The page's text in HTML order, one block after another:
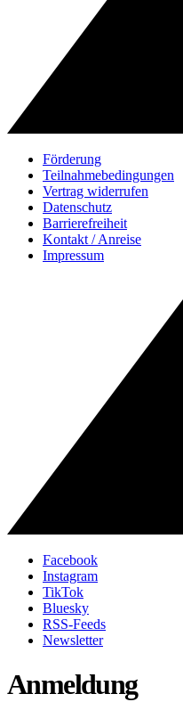
Förderung
Teilnahmebedingungen
Vertrag widerrufen
Datenschutz
Barrierefreiheit
Kontakt / Anreise
Impressum
Facebook
Instagram
TikTok
Bluesky
RSS-Feeds
Newsletter
Anmeldung